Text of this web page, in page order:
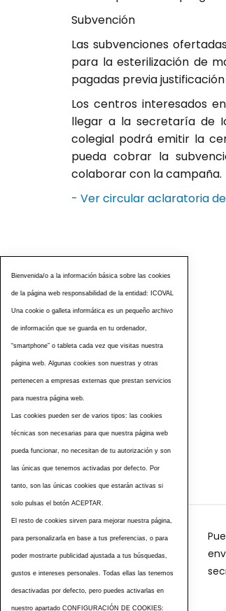
Subvención
Las subvenciones
para la esterilización de
pagadas previa
Los centros interesados
llegar a la secretaría de
colegial podrá emitir la
pueda cobrar la
colaborar con la campaña.
- Ver circular aclaratoria
Etiquetas
Bienvenida/o a la información básica sobre las cookies
de la página web responsabilidad de la entidad: ICOVAL
Una cookie o galleta informática es un pequeño archivo
de información que se guarda en tu ordenador,
“smartphone” o tableta cada vez que visitas nuestra
página web. Algunas cookies son nuestras y otras
pertenecen a empresas externas que prestan servicios
para nuestra página web.
Las cookies pueden ser de varios tipos: las cookies
técnicas son necesarias para que nuestra página web
pueda funcionar, no necesitan de tu autorización y son
las únicas que tenemos activadas por defecto. Por
tanto, son las únicas cookies que estarán activas si
solo pulsas el botón ACEPTAR.
El resto de cookies sirven para mejorar nuestra página,
para personalizarla en base a tus preferencias, o para
poder mostrarte publicidad ajustada a tus búsquedas,
gustos e intereses personales. Todas ellas las tenemos
desactivadas por defecto, pero puedes activarlas en
nuestro apartado CONFIGURACIÓN DE COOKIES: